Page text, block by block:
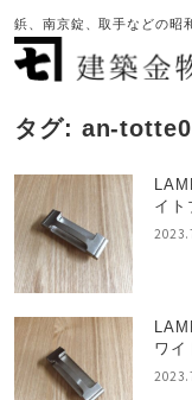
鋲、南京錠、取手などの昭
タグ: an-
イト
ワイ